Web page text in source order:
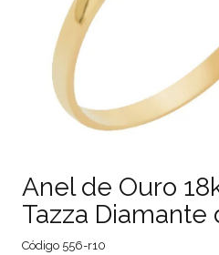
Anel de Ouro
Tazza Diamante
Código 556-r10